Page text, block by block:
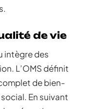
de vie
intègre des
L’OMS définit
de bien-
En suivant